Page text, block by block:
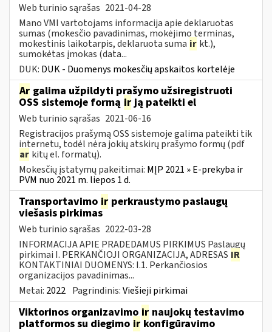
Web turinio sąrašas 2021-04-28
Mano VMI vartotojams informacija apie deklaruotas
sumas (mokesčio pavadinimas, mokėjimo terminas,
mokestinis laikotarpis, deklaruota suma ir kt.),
sumokėtas įmokas (data...
DUK: DUK - Duomenys mokesčių apskaitos kortelėje
Ar galima užpildyti prašymo užsiregistruoti
OSS sistemoje formą irją pateikti el
Web turinio sąrašas 2021-06-16
Registracijos prašymą OSS sistemoje galima pateikti tik
internetu, todėl nėra jokių atskirų prašymo formų (pdf
ar kitų el. formatų).
Mokesčių įstatymų pakeitimai: MĮP 2021 » E-prekyba ir
PVM nuo 2021 m. liepos 1 d.
Transportavimo ir perkraustymo paslaugų
viešasis pirkimas
Web turinio sąrašas 2022-03-28
INFORMACIJA APIE PRADEDAMUS PIRKIMUS Paslaugų
pirkimai I. PERKANČIOJI ORGANIZACIJA, ADRESAS IR
KONTAKTINIAI DUOMENYS: I.1. Perkančiosios
organizacijos pavadinimas...
Metai: 2022 Pagrindinis:Viešieji pirkimai
Viktorinos organizavimo ir naujokų testavimo
platformos su diegimo irkonfigūravimo